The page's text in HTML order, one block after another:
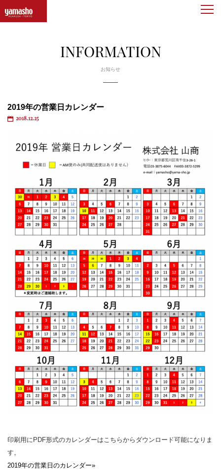
INFORMATION
お知らせ
2019年の営業日カレンダー
2018.12.25
印刷用にPDF形式のカレンダーはこちらからダウンロード可能になりま
す。
2019年の営業日のカレンダー»